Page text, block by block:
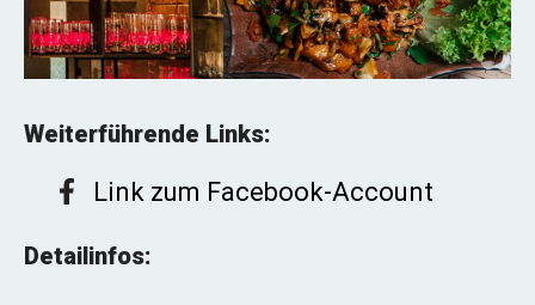
Weiterführende Links:
Link zum Facebook-Account
Detailinfos: